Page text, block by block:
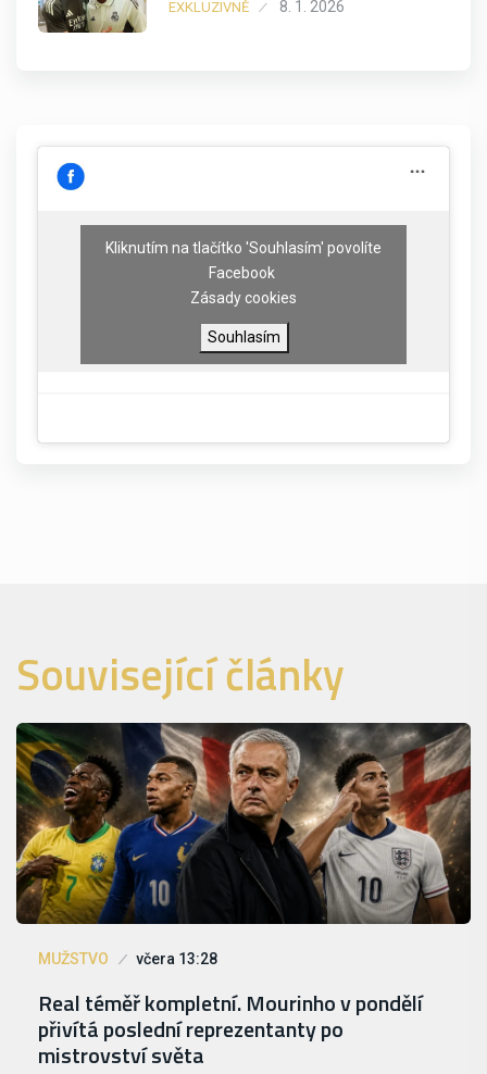
EXKLUZIVNĚ 8. 1. 2026
Kliknutím na tlačítko 'Souhlasím' povolíte
Facebook
Zásady cookies
Souhlasím
Související články
MUŽSTVO včera 13:28
Real téměř kompletní. Mourinho v pondělí
přivítá poslední reprezentanty po
mistrovství světa